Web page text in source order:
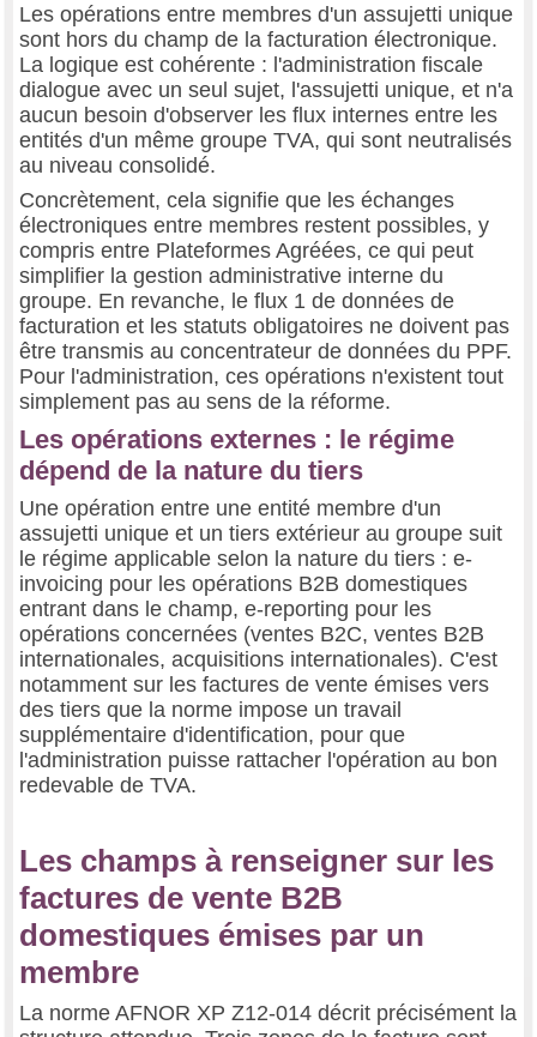
Les opérations entre membres d'un assujetti unique
sont hors du champ de la facturation électronique.
La logique est cohérente : l'administration fiscale
dialogue avec un seul sujet, l'assujetti unique, et n'a
aucun besoin d'observer les flux internes entre les
entités d'un même groupe TVA, qui sont neutralisés
au niveau consolidé.
Concrètement, cela signifie que les échanges
électroniques entre membres restent possibles, y
compris entre Plateformes Agréées, ce qui peut
simplifier la gestion administrative interne du
groupe. En revanche, le flux 1 de données de
facturation et les statuts obligatoires ne doivent pas
être transmis au concentrateur de données du PPF.
Pour l'administration, ces opérations n'existent tout
simplement pas au sens de la réforme.
Les opérations externes : le régime
dépend de la nature du tiers
Une opération entre une entité membre d'un
assujetti unique et un tiers extérieur au groupe suit
le régime applicable selon la nature du tiers : e-
invoicing pour les opérations B2B domestiques
entrant dans le champ, e-reporting pour les
opérations concernées (ventes B2C, ventes B2B
internationales, acquisitions internationales). C'est
notamment sur les factures de vente émises vers
des tiers que la norme impose un travail
supplémentaire d'identification, pour que
l'administration puisse rattacher l'opération au bon
redevable de TVA.
Les champs à renseigner sur les
factures de vente B2B
domestiques émises par un
membre
La norme AFNOR XP Z12-014 décrit précisément la